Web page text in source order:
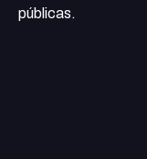
públicas.